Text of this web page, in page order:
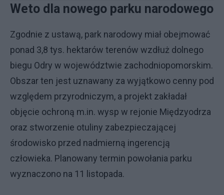
Weto dla nowego parku narodowego
Zgodnie z ustawą, park narodowy miał obejmować
ponad 3,8 tys. hektarów terenów wzdłuż dolnego
biegu Odry w województwie zachodniopomorskim.
Obszar ten jest uznawany za wyjątkowo cenny pod
względem przyrodniczym, a projekt zakładał
objęcie ochroną m.in. wysp w rejonie Międzyodrza
oraz stworzenie otuliny zabezpieczającej
środowisko przed nadmierną ingerencją
człowieka. Planowany termin powołania parku
wyznaczono na 11 listopada.